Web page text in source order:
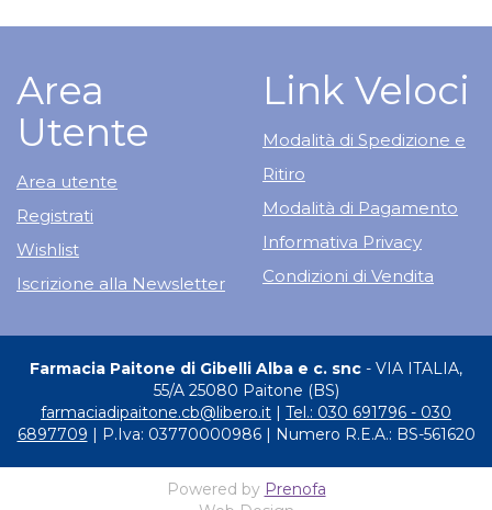
Area
Utente
Area utente
Registrati
Wishlist
Iscrizione alla Newsletter
Link Veloci
Modalità di Spedizione e
Ritiro
Modalità di Pagamento
Informativa Privacy
Condizioni di Vendita
Farmacia Paitone di Gibelli Alba e c. snc - VIA ITALIA,
55/A 25080 Paitone (BS)
farmaciadipaitone.cb@libero.it
Tel.: 030 691796 - 030
6897709 | P.Iva: 03770000986 | Numero R.E.A.: BS-561620
Powered by Prenofa